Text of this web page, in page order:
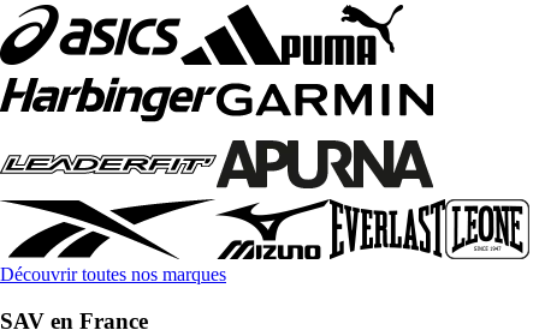
Découvrir toutes nos marques
SAV en France